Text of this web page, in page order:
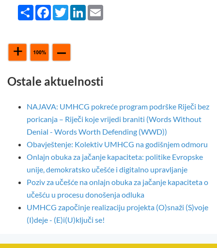
Share FacebookTwitterLinkedIn
Ostale aktuelnosti
NAJAVA: UMHCG pokreće program podrške Riječi bez
poricanja – Riječi koje vrijedi braniti (Words Without
Denial - Words Worth Defending (WWD))
Obavještenje: Kolektiv UMHCG na godišnjem odmoru
Onlajn obuka za jačanje kapaciteta: politike Evropske
unije, demokratsko učešće i digitalno upravljanje
Poziv za učešće na onlajn obuka za jačanje kapaciteta o
učešću u procesu donošenja odluka
UMHCG započinje realizaciju projekta (O)snaži (S)voje
(I)deje - (E)i(U)ključi se!